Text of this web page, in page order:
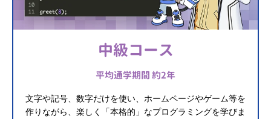
中級コース
平均通学期間 約2年
文字や記号、数字だけを使い、ホームページやゲーム等を
作りながら、楽しく「本格的」なプログラミングを学びま